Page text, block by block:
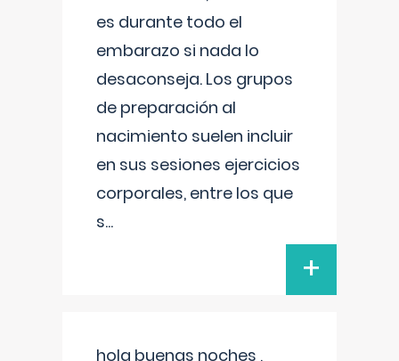
es durante todo el
embarazo si nada lo
desaconseja. Los grupos
de preparación al
nacimiento suelen incluir
en sus sesiones ejercicios
corporales, entre los que
s...
+
hola buenas noches ,